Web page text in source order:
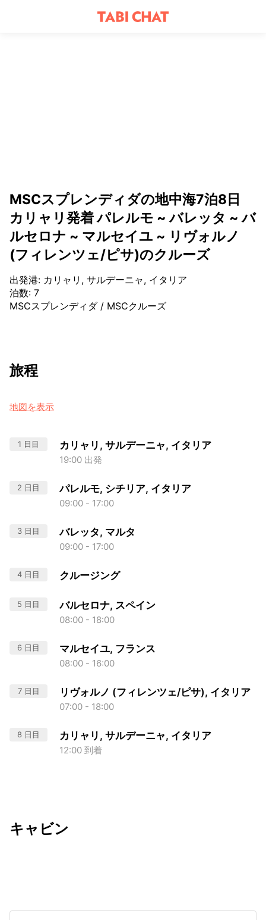
MSCスプレンディダの地中海7泊8日
カリャリ発着 パレルモ ~ バレッタ ~ バ
ルセロナ ~ マルセイユ ~ リヴォルノ
(フィレンツェ/ピサ)のクルーズ
出発港: カリャリ, サルデーニャ, イタリア
泊数: 7
MSCスプレンディダ/ MSCクルーズ
旅程
地図を表示
1 日目 カリャリ, サルデーニャ, イタリア
19:00 出発
2 日目 パレルモ, シチリア, イタリア
09:00 - 17:00
3 日目 バレッタ, マルタ
09:00 - 17:00
4 日目 クルージング
5 日目 バルセロナ, スペイン
08:00 - 18:00
6 日目 マルセイユ, フランス
08:00 - 16:00
7 日目 リヴォルノ (フィレンツェ/ピサ), イタリア
07:00 - 18:00
8 日目 カリャリ, サルデーニャ, イタリア
12:00 到着
キャビン